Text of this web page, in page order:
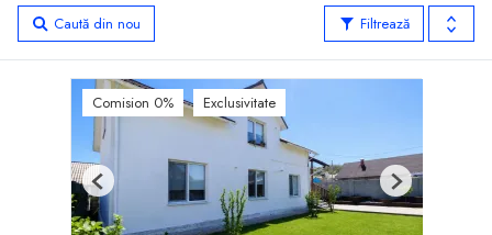
Filtrează
Caută din nou
Comision 0% Exclusivitate
Previous Next